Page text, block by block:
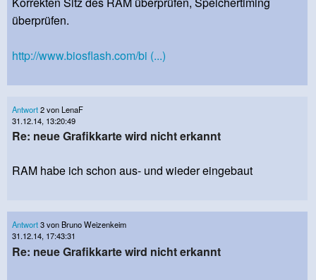
überprüfen.
http://www.biosflash.com/bi (...)
Antwort2 von LenaF
31.12.14, 13:20:49
Re: neue Grafikkarte wird nicht erkannt
RAM habe ich schon aus- und wieder eingebaut
Antwort3 von Bruno Weizenkeim
31.12.14, 17:43:31
Re: neue Grafikkarte wird nicht erkannt